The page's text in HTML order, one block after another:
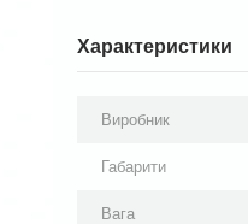
Характеристики
Виробник
Габарити
Вага